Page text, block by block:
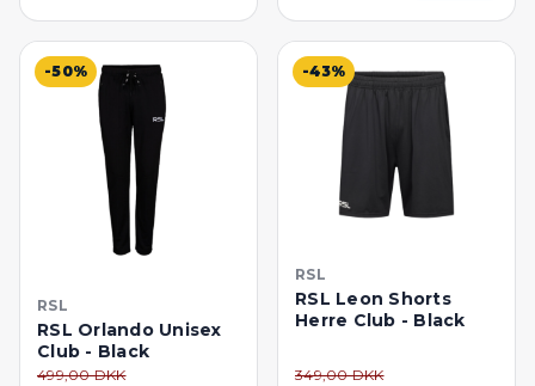
-50%
RSL
RSL Orlando Unisex
Club - Black
499,00 DKK
-43%
RSL
RSL Leon Shorts
Herre Club - Black
349,00 DKK